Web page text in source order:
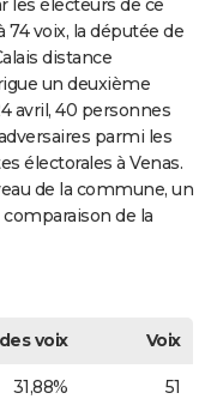
les électeurs de ce
74 voix, la députée de
distance
un deuxième
avril, 40 personnes
parmi les
électorales à Venas.
de la commune, un
de la
voix
Voix
31,88% 51